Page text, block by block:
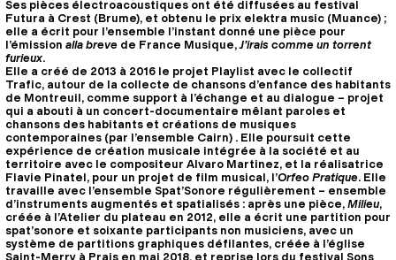
Ses pièces électroacoustiques ont été diffusées au festival
Futura à Crest (Brume), et obtenu le prix elektra music (Muance) ;
elle a écrit pour l’ensemble l’instant donné une pièce pour
l’émission alla breve de France Musique,J’irais comme un torrent
furieux.
Elle a créé de 2013 à 2016 le projet Playlist avec le collectif
Trafic, autour de la collecte de chansons d’enfance des habitants
de Montreuil, comme support à l’échange et au dialogue – projet
qui a abouti à un concert-documentaire mêlant paroles et
chansons des habitants et créations de musiques
contemporaines (par l’ensemble Cairn) . Elle poursuit cette
expérience de création musicale intégrée à la société et au
territoire avec le compositeur Alvaro Martinez, et la réalisatrice
Flavie Pinatel, pour un projet de film musical, l’Orfeo Pratique. Elle
travaille avec l’ensemble Spat’Sonore régulièrement – ensemble
d’instruments augmentés et spatialisés : après une pièce, Milieu,
créée à l’Atelier du plateau en 2012, elle a écrit une partition pour
spat’sonore et soixante participants non musiciens, avec un
système de partitions graphiques défilantes, créée à l’église
Saint-Merry à Prais en mai 2018, et reprise lors du festival Sons